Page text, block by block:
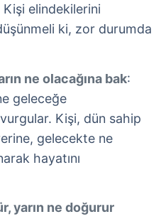
Kişi elindekilerini
ki, zor durumda
ne olacağına bak:
geleceğe
Kişi, dün sahip
gelecekte ne
hayatını
yarın ne doğurur